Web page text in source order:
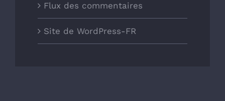
Flux des commentaires
Site de WordPress-FR